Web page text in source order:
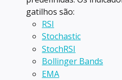
gatilhos são:
RSI
Stochastic
StochRSI
Bollinger Bands
EMA